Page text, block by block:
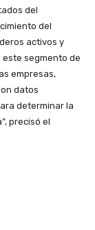
del
del
activos y
segmento de
empresas,
datos
determinar la
precisó el